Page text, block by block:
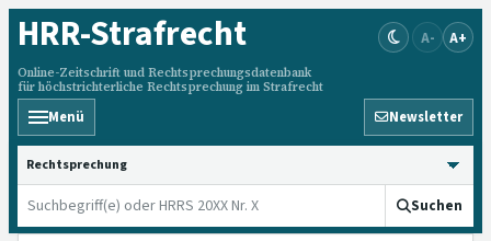
HRR-Strafrecht
Online-Zeitschrift und Rechtsprechungsdatenbank
für höchstrichterliche Rechtsprechung im Strafrecht
A- A+
Menü Newsletter
HRRS durchsuchen
Suchen